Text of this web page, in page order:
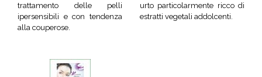
trattamento delle pelli
ipersensibili e con tendenza
alla couperose.
urto particolarmente ricco di
estratti vegetali addolcenti.